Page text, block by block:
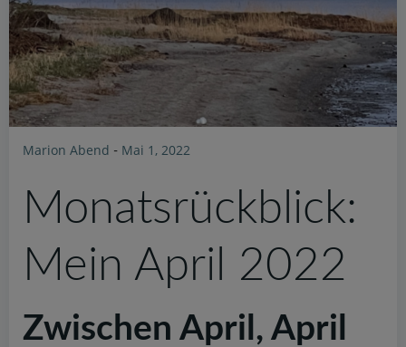
Marion Abend - Mai 1, 2022
Monatsrückblick:
Mein April 2022
Zwischen April, April